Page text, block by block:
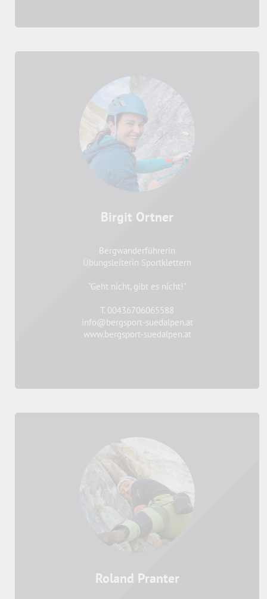
Birgit Ortner
Bergwanderführerin
Übungsleiterin Sportklettern
"Geht nicht, gibt es nicht!"
T. 00436706065588
info@bergsport-suedalpen.at
www.bergsport-suedalpen.at
Roland Pranter